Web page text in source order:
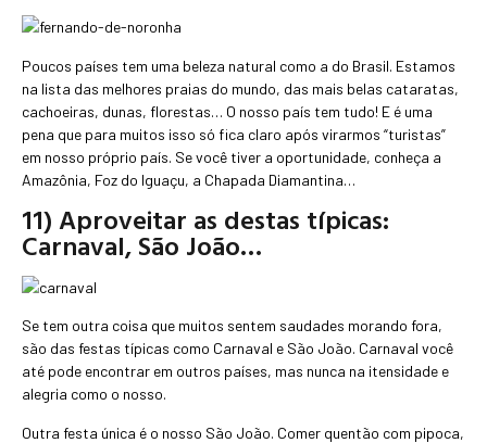
Poucos países tem uma beleza natural como a do Brasil. Estamos
na lista das melhores praias do mundo, das mais belas cataratas,
cachoeiras, dunas, florestas… O nosso país tem tudo! E é uma
pena que para muitos isso só fica claro após virarmos “turistas”
em nosso próprio país. Se você tiver a oportunidade, conheça a
Amazônia, Foz do Iguaçu, a Chapada Diamantina…
11) Aproveitar as destas típicas:
Carnaval, São João…
Se tem outra coisa que muitos sentem saudades morando fora,
são das festas típicas como Carnaval e São João. Carnaval você
até pode encontrar em outros países, mas nunca na itensidade e
alegria como o nosso.
Outra festa única é o nosso São João. Comer quentão com pipoca,